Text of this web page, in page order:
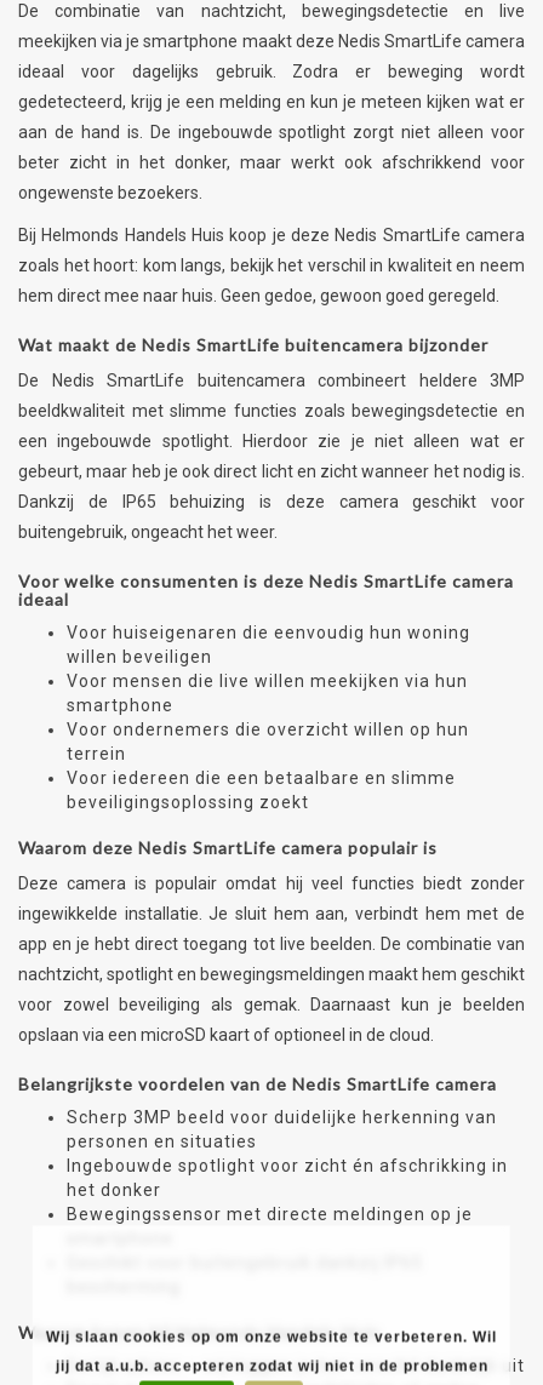
De combinatie van nachtzicht, bewegingsdetectie en live
meekijken via je smartphone maakt deze Nedis SmartLife camera
ideaal voor dagelijks gebruik. Zodra er beweging wordt
gedetecteerd, krijg je een melding en kun je meteen kijken wat er
aan de hand is. De ingebouwde spotlight zorgt niet alleen voor
beter zicht in het donker, maar werkt ook afschrikkend voor
ongewenste bezoekers.
Bij Helmonds Handels Huis koop je deze Nedis SmartLife camera
zoals het hoort: kom langs, bekijk het verschil in kwaliteit en neem
hem direct mee naar huis. Geen gedoe, gewoon goed geregeld.
Wat maakt de Nedis SmartLife buitencamera bijzonder
De Nedis SmartLife buitencamera combineert heldere 3MP
beeldkwaliteit met slimme functies zoals bewegingsdetectie en
een ingebouwde spotlight. Hierdoor zie je niet alleen wat er
gebeurt, maar heb je ook direct licht en zicht wanneer het nodig is.
Dankzij de IP65 behuizing is deze camera geschikt voor
buitengebruik, ongeacht het weer.
Voor welke consumenten is deze Nedis SmartLife camera
ideaal
Voor huiseigenaren die eenvoudig hun woning
willen beveiligen
Voor mensen die live willen meekijken via hun
smartphone
Voor ondernemers die overzicht willen op hun
terrein
Voor iedereen die een betaalbare en slimme
beveiligingsoplossing zoekt
Waarom deze Nedis SmartLife camera populair is
Deze camera is populair omdat hij veel functies biedt zonder
ingewikkelde installatie. Je sluit hem aan, verbindt hem met de
app en je hebt direct toegang tot live beelden. De combinatie van
nachtzicht, spotlight en bewegingsmeldingen maakt hem geschikt
voor zowel beveiliging als gemak. Daarnaast kun je beelden
opslaan via een microSD kaart of optioneel in de cloud.
Belangrijkste voordelen van de Nedis SmartLife camera
Scherp 3MP beeld voor duidelijke herkenning van
personen en situaties
Ingebouwde spotlight voor zicht én afschrikking in
het donker
Bewegingssensor met directe meldingen op je
Waarom kopen bij Helmonds Handels Huis
Eerlijk advies – wij leggen je het verschil duidelijk uit
Wij slaan cookies op om onze website te verbeteren. Wil
jij dat a.u.b. accepteren zodat wij niet in de problemen